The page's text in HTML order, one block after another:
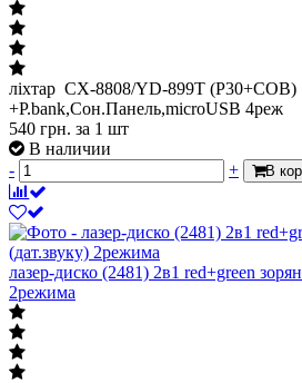
ліхтар CX-8808/YD-899T (P30+COB)
+P.bank,Сон.Панель,microUSB 4реж
540грн.за 1 шт
В наличии
-
В
лазер-диско (2481) 2в1 red+green
2режима